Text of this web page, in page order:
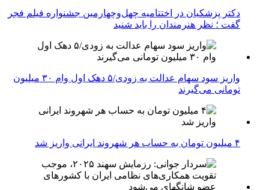
دکتر پزشکیان در اختتامیه چهل‌وچهارمین جشنواره فیلم فجر
گفت ؛ نظر هنرمندان را باید شنید
واریز سود سهام عدالت به زودی/۵ دهک اول وام ۳۰ میلیون
تومانی می‌گیرند
۴ میلیون تومان به حساب هر شهروند ایرانی واریز شد